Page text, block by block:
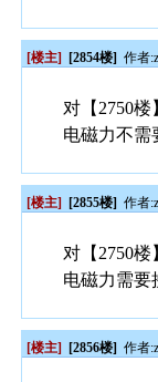
[楼主] [2854楼] 作者:
对【2750楼
电磁力不需
[楼主] [2855楼] 作者:
对【2750楼
电磁力需要
[楼主] [2856楼] 作者: